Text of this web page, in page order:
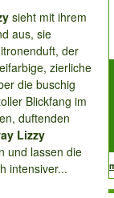
sieht mit ihrem
aus, sie
der
zierliche
die buschig
Blickfang im
duftenden
Lizzy
und lassen die
intensiver...